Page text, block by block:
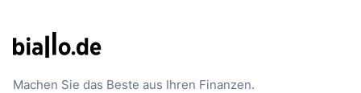
Machen Sie das Beste aus Ihren Finanzen.